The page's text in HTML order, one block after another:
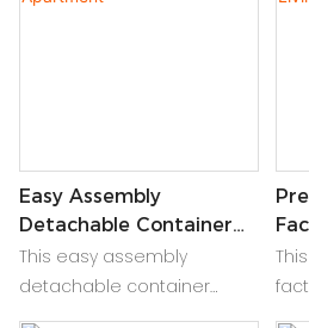
Easy Assembly
Detachable Container
House Prefab
Apartment
This easy assembly
detachable container
house creates a premium